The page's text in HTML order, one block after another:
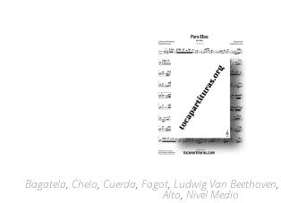
1.
00
de
5
Bagatela, Chelo, Cuerda, Fagot, Ludwig Van Beethoven,
Alto, Nivel Medio